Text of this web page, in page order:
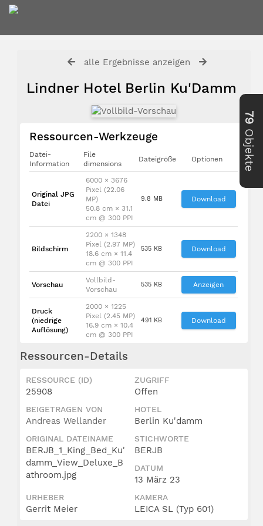
alle Ergebnisse anzeigen
Lindner Hotel Berlin Ku'Damm
Ressourcen-Werkzeuge
Datei-
Information
File
dimensions
Dateigröße Optionen
Original JPG
Datei
6000 × 3676
Pixel (22.06
MP)
50.8 cm × 31.1
cm @ 300 PPI
9.8 MB Download
Bildschirm
2200 × 1348
Pixel (2.97 MP)
18.6 cm × 11.4
cm @ 300 PPI
535 KB Download
Vorschau
Vollbild-
Vorschau
535 KB Anzeigen
Druck
(niedrige
Auflösung)
2000 × 1225
Pixel (2.45 MP)
16.9 cm × 10.4
cm @ 300 PPI
491 KB Download
Ressourcen-Details
RESSOURCE (ID)
25908
ZUGRIFF
Offen
BEIGETRAGEN VON
Andreas Wellander
HOTEL
Berlin Ku'damm
ORIGINAL DATEINAME
BERJB_1_King_Bed_Ku'
damm_View_Deluxe_B
athroom.jpg
STICHWORTE
BERJB
DATUM
13 März 23
URHEBER
Gerrit Meier
KAMERA
LEICA SL (Typ 601)
79
Objekte